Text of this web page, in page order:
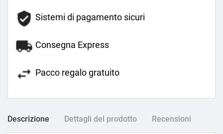
Sistemi di pagamento sicuri
Consegna Express
Pacco regalo gratuito
Descrizione Dettagli del prodotto Recensioni